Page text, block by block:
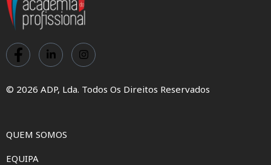
© 2026 ADP, Lda. Todos Os Direitos Reservados
QUEM SOMOS
EQUIPA